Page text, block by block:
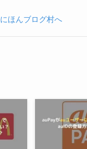
にほんブログ村へ